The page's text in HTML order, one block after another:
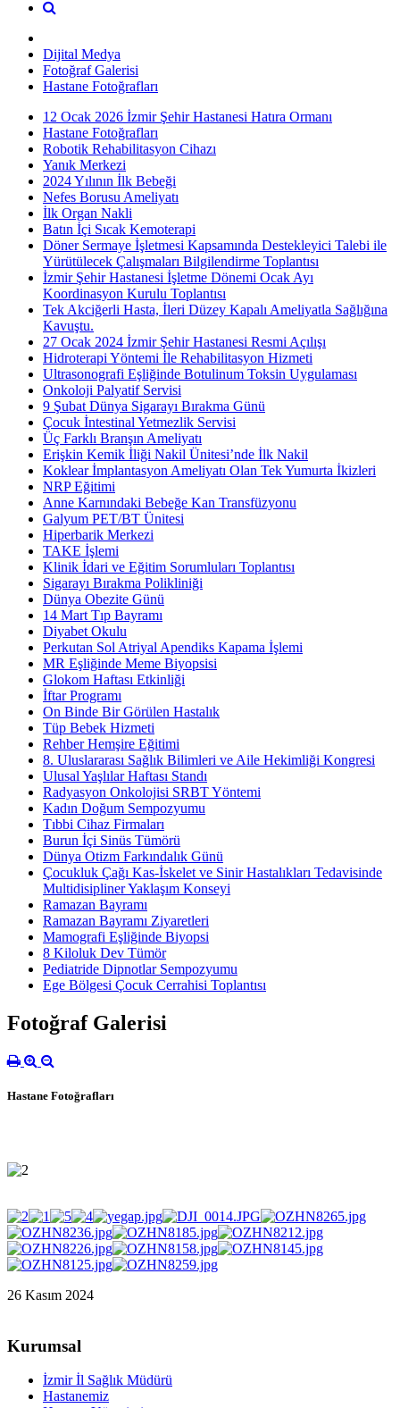
Dijital Medya
Fotoğraf Galerisi
Hastane Fotoğrafları
12 Ocak 2026 İzmir Şehir Hastanesi Hatıra Ormanı
Hastane Fotoğrafları
Robotik Rehabilitasyon Cihazı
Yanık Merkezi
2024 Yılının İlk Bebeği
Nefes Borusu Ameliyatı
İlk Organ Nakli
Batın İçi Sıcak Kemoterapi
Döner Sermaye İşletmesi Kapsamında Destekleyici Talebi ile
Yürütülecek Çalışmaları Bilgilendirme Toplantısı
İzmir Şehir Hastanesi İşletme Dönemi Ocak Ayı
Koordinasyon Kurulu Toplantısı
Tek Akciğerli Hasta, İleri Düzey Kapalı Ameliyatla Sağlığına
Kavuştu.
27 Ocak 2024 İzmir Şehir Hastanesi Resmi Açılışı
Hidroterapi Yöntemi İle Rehabilitasyon Hizmeti
Ultrasonografi Eşliğinde Botulinum Toksin Uygulaması
Onkoloji Palyatif Servisi
9 Şubat Dünya Sigarayı Bırakma Günü
Çocuk İntestinal Yetmezlik Servisi
Üç Farklı Branşın Ameliyatı
Erişkin Kemik İliği Nakil Ünitesi’nde İlk Nakil
Koklear İmplantasyon Ameliyatı Olan Tek Yumurta İkizleri
NRP Eğitimi
Anne Karnındaki Bebeğe Kan Transfüzyonu
Galyum PET/BT Ünitesi
Hiperbarik Merkezi
TAKE İşlemi
Klinik İdari ve Eğitim Sorumluları Toplantısı
Sigarayı Bırakma Polikliniği
Dünya Obezite Günü
14 Mart Tıp Bayramı
Diyabet Okulu
Perkutan Sol Atriyal Apendiks Kapama İşlemi
MR Eşliğinde Meme Biyopsisi
Glokom Haftası Etkinliği
İftar Programı
On Binde Bir Görülen Hastalık
Tüp Bebek Hizmeti
Rehber Hemşire Eğitimi
8. Uluslararası Sağlık Bilimleri ve Aile Hekimliği Kongresi
Ulusal Yaşlılar Haftası Standı
Radyasyon Onkolojisi SRBT Yöntemi
Kadın Doğum Sempozyumu
Tıbbi Cihaz Firmaları
Burun İçi Sinüs Tümörü
Dünya Otizm Farkındalık Günü
Çocukluk Çağı Kas-İskelet ve Sinir Hastalıkları Tedavisinde
Multidisipliner Yaklaşım Konseyi
Ramazan Bayramı
Ramazan Bayramı Ziyaretleri
Mamografi Eşliğinde Biyopsi
8 Kiloluk Dev Tümör
Pediatride Dipnotlar Sempozyumu
Ege Bölgesi Çocuk Cerrahisi Toplantısı
Fotoğraf Galerisi
Hastane Fotoğrafları
26 Kasım 2024
Kurumsal
İzmir İl Sağlık Müdürü
Hastanemiz